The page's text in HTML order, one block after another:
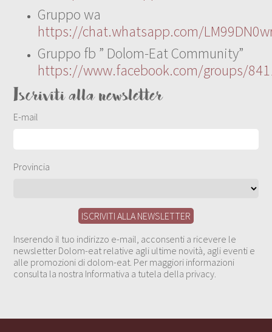
Gruppo wa
https://chat.whatsapp.com/
Gruppo fb ” Dolom-Eat Community”
https://www.facebook.com/groups/
Iscriviti alla newsletter
E-mail
Provincia
Inserendo il tuo indirizzo e-mail, acconsenti a ricevere le
newsletter Dolom-eat relative agli ultime novità, agli eventi e
alle promozioni di dolom-eat. Per maggiori informazioni
consulta la nostra Informativa a tutela della privacy.